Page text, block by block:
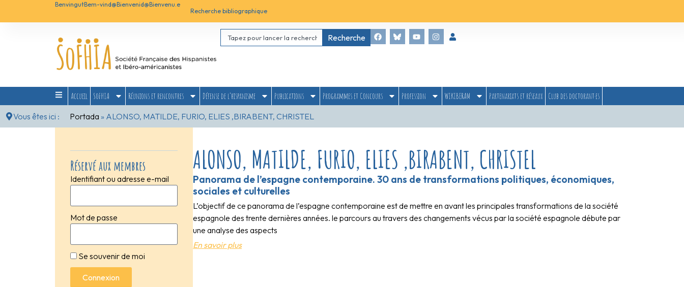
BenvingutBem-vind@Bienvenid@Bienvenu.e
Recherche bibliographique
Recherche
Accueil SoFHIA Réunions et rencontres Défense de l’hispanisme Publications Programmes et Concours Profession WIKIBERAM Partenariats et réseaux
Club des doctorant·es
Vous êtes ici :
Portada » ALONSO, MATILDE, FURIO, ELIES ,BIRABENT, CHRISTEL
Réservé aux membres
Identifiant ou adresse e-mail
Mot de passe
Se souvenir de moi
Connexion
ALONSO, MATILDE, FURIO, ELIES ,BIRABENT, CHRISTEL
Panorama de l’espagne contemporaine. 30 ans de transformations politiques, économiques,
sociales et culturelles
L’objectif de ce panorama de l’espagne contemporaine est de mettre en avant les principales transformations de la société
espagnole des trente dernières années. le parcours au travers des changements vécus par la société espagnole débute par
une analyse des aspects
En savoir plus